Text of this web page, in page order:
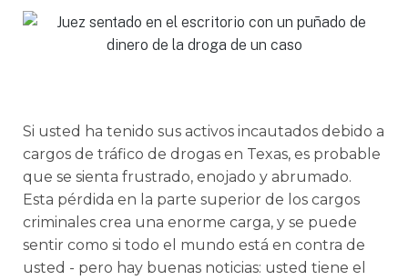
Si usted ha tenido sus activos incautados debido a
cargos de tráfico de drogas en Texas, es probable
que se sienta frustrado, enojado y abrumado.
Esta pérdida en la parte superior de los cargos
criminales crea una enorme carga, y se puede
sentir como si todo el mundo está en contra de
usted - pero hay buenas noticias: usted tiene el